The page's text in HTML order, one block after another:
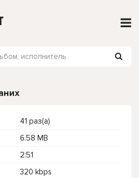
41 раз(а)
6.58 MB
2:51
320 kbps